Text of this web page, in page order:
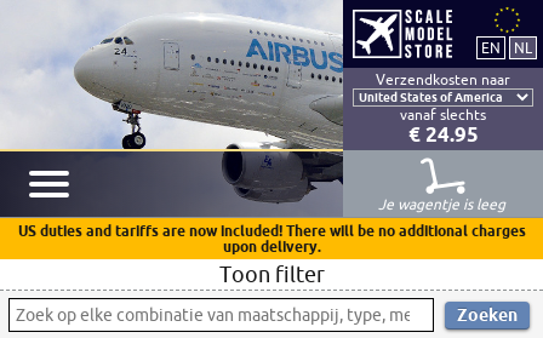
Verzendkosten naar
vanaf slechts
€ 24.95
Je wagentje is leeg
US duties and tariffs are now included! There will be no additional charges
upon delivery.
Toon filter